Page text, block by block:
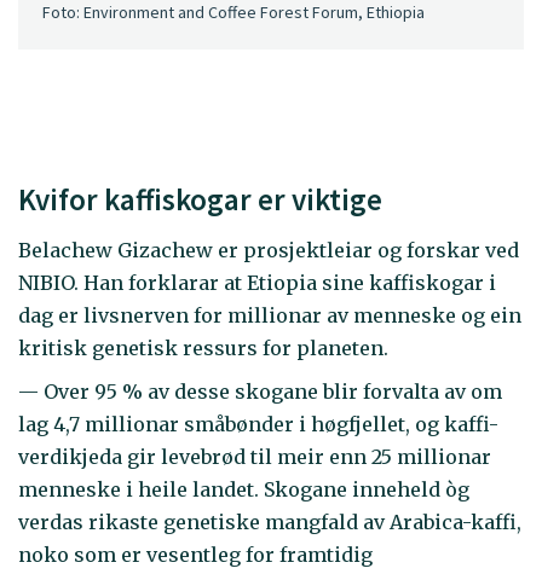
Foto: Environment and Coffee Forest Forum, Ethiopia
Kvifor kaffiskogar er viktige
Belachew Gizachew er prosjektleiar og forskar ved
NIBIO. Han forklarar at Etiopia sine kaffiskogar i
dag er livsnerven for millionar av menneske og ein
kritisk genetisk ressurs for planeten.
— Over 95 % av desse skogane blir forvalta av om
lag 4,7 millionar småbønder i høgfjellet, og kaffi-
verdikjeda gir levebrød til meir enn 25 millionar
menneske i heile landet. Skogane inneheld òg
verdas rikaste genetiske mangfald av Arabica-kaffi,
noko som er vesentleg for framtidig